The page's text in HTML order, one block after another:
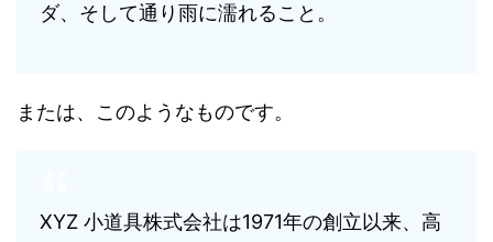
ダ、そして通り雨に濡れること。
または、このようなものです。
XYZ 小道具株式会社は1971年の創立以来、高